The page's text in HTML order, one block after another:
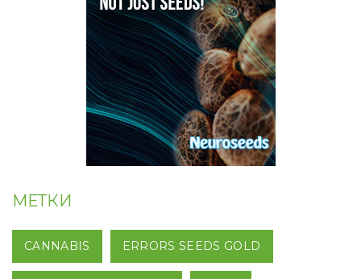
МЕТКИ
CANNABIS ERRORS SEEDS GOLD